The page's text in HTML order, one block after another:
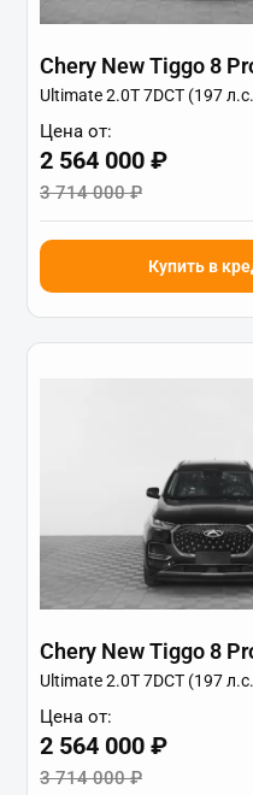
Chery New Tiggo 8
Ultimate 2.0T 7DCT (197
Цена от:
2 564 000 ₽
3 714 000 ₽
Купить в
Chery New Tiggo 8
Ultimate 2.0T 7DCT (197
Цена от:
2 564 000 ₽
3 714 000 ₽